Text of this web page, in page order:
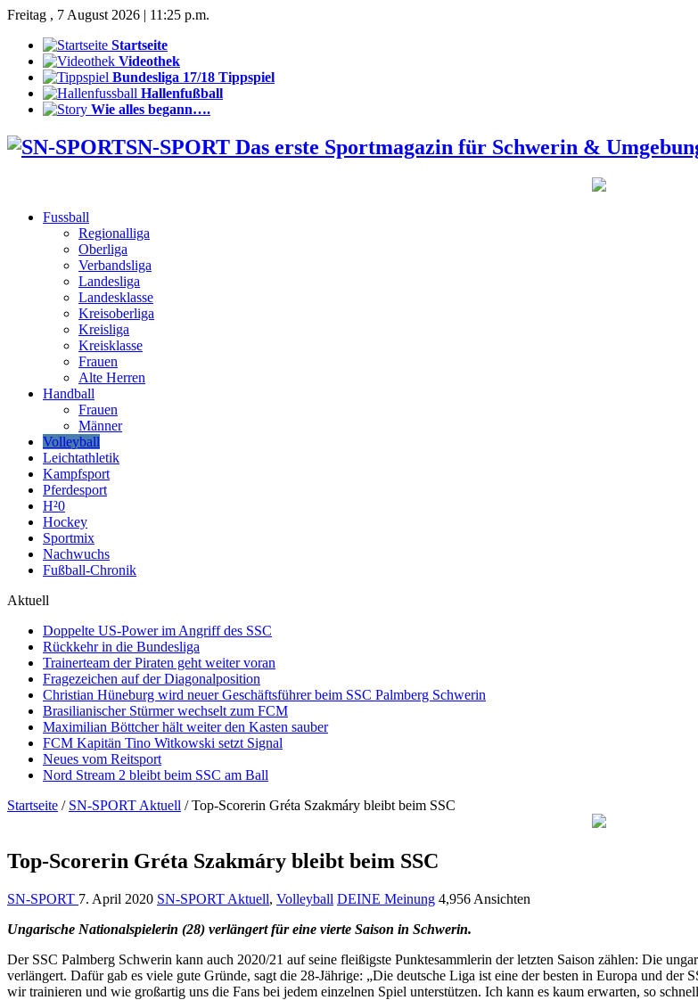
Freitag , 7 August 2026 | 11:25 p.m.
Startseite
Videothek
Bundesliga 17/18 Tippspiel
Hallenfußball
Wie alles begann….
SN-SPORT Das erste Sportmagazin für Schwerin &
Fussball
Regionalliga
Oberliga
Verbandsliga
Landesliga
Landesklasse
Kreisoberliga
Kreisliga
Kreisklasse
Frauen
Alte Herren
Handball
Frauen
Männer
Volleyball
Leichtathletik
Kampfsport
Pferdesport
H²0
Hockey
Sportmix
Nachwuchs
Fußball-Chronik
Aktuell
Doppelte US-Power im Angriff des SSC
Rückkehr in die Bundesliga
Trainerteam der Piraten geht weiter voran
Fragezeichen auf der Diagonalposition
Christian Hüneburg wird neuer Geschäftsführer beim SSC Palmberg Schwerin
Brasilianischer Stürmer wechselt zum FCM
Maximilian Böttcher hält weiter den Kasten sauber
FCM Kapitän Tino Witkowski setzt Signal
Neues vom Reitsport
Nord Stream 2 bleibt beim SSC am Ball
Startseite / SN-SPORT Aktuell / Top-Scorerin Gréta Szakmáry bleibt beim SSC
Top-Scorerin Gréta Szakmáry bleibt beim SSC
SN-SPORT 7. April 2020 SN-SPORT Aktuell, Volleyball DEINE Meinung 4,956 Ansichten
Ungarische Nationalspielerin (28) verlängert für eine vierte Saison in Schwerin.
Der SSC Palmberg Schwerin kann auch 2020/21 auf seine fleißigste Punktesammlerin der letzten Saison zählen: Die
verlängert. Dafür gab es viele gute Gründe, sagt die 28-Jährige: „Die deutsche Liga ist eine der besten in Europa und
wir trainieren und wie großartig uns die Fans bei jedem einzelnen Spiel unterstützen. Ich kann es kaum erwarten, so